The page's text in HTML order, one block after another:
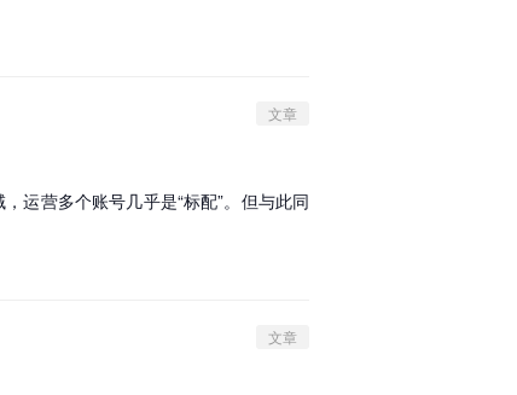
文章
运营多个账号几乎是“标配”。但与此同
文章